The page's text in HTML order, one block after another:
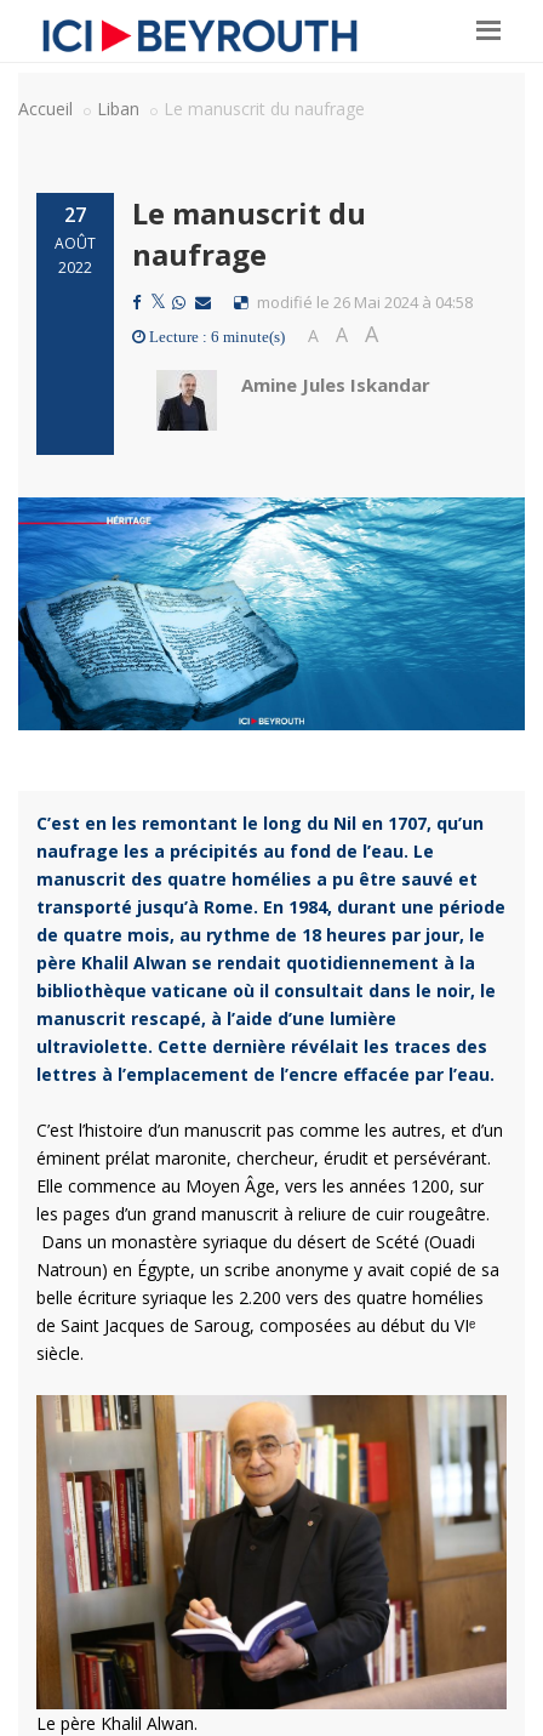
Accueil Liban Le manuscrit du naufrage
27
AOÛT
2022
Le manuscrit du
naufrage
modifié le 26 Mai 2024 à 04:58
Lecture : 6 minute(s) A A A
Amine Jules Iskandar
C’est en les remontant le long du Nil en 1707, qu’un
naufrage les a précipités au fond de l’eau. Le
manuscrit des quatre homélies a pu être sauvé et
transporté jusqu’à Rome. En 1984, durant une période
de quatre mois, au rythme de 18 heures par jour, le
père Khalil Alwan se rendait quotidiennement à la
bibliothèque vaticane où il consultait dans le noir, le
manuscrit rescapé, à l’aide d’une lumière
ultraviolette. Cette dernière révélait les traces des
lettres à l’emplacement de l’encre effacée par l’eau.
C’est l’histoire d’un manuscrit pas comme les autres, et d’un
éminent prélat maronite, chercheur, érudit et persévérant.
Elle commence au Moyen Âge, vers les années 1200, sur
les pages d’un grand manuscrit à reliure de cuir rougeâtre.
Dans un monastère syriaque du désert de Scété (Ouadi
Natroun) en Égypte, un scribe anonyme y avait copié de sa
belle écriture syriaque les 2.200 vers des quatre homélies
de Saint Jacques de Saroug, composées au début du VIᵉ
siècle.
Le père Khalil Alwan.